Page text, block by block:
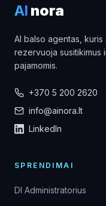
AI nora
AI balso agentas, kuris
rezervuoja susitikimus
pajamomis.
+370 5 200 2620
info@ainora.lt
LinkedIn
SPRENDIMAI
DI Administratorius